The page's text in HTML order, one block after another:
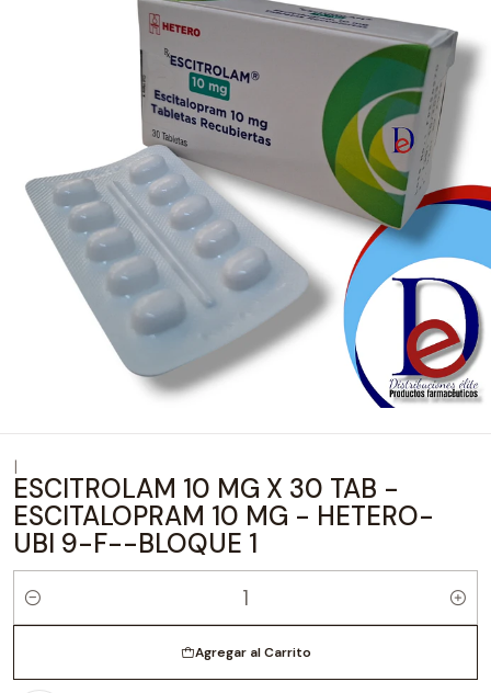
ESCITROLAM 10 MG X 30 TAB -
ESCITALOPRAM 10 MG - HETERO-
UBI 9-F--BLOQUE 1
Cantidad
Agregar al Carrito